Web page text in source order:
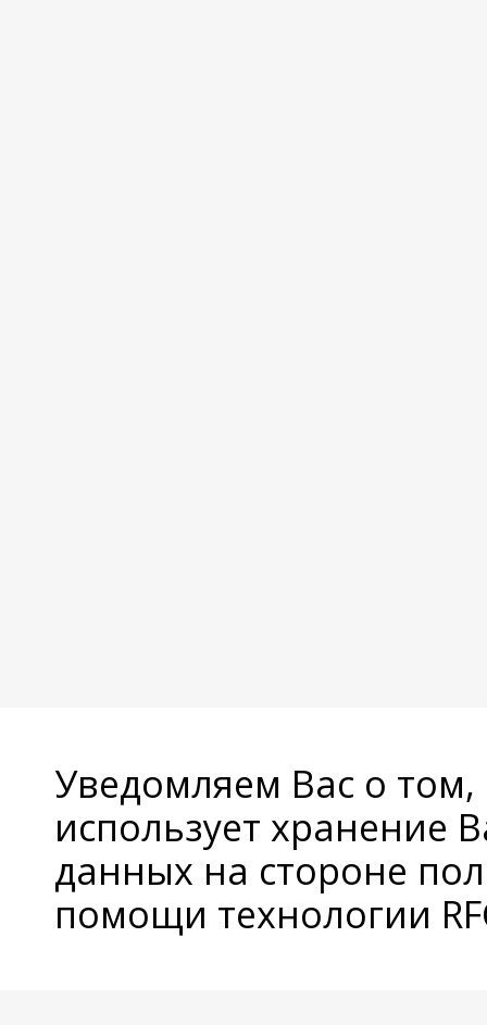
Уведомляем Вас о
использует хранение
данных на стороне
помощи технологии